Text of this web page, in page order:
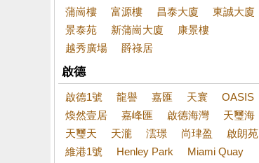
蒲崗樓
富源樓 昌泰大廈
東誠大廈
景泰苑
新蒲崗大廈
康景樓
越秀廣場
爵祿居
啟德
啟德1號 龍譽 嘉匯 天寰
OASIS
煥然壹居
嘉峰匯 啟德海灣
天璽海
天璽天
天瀧 澐璟 尚珒盈
啟朗苑
維港1號
Henley Park
Miami Quay